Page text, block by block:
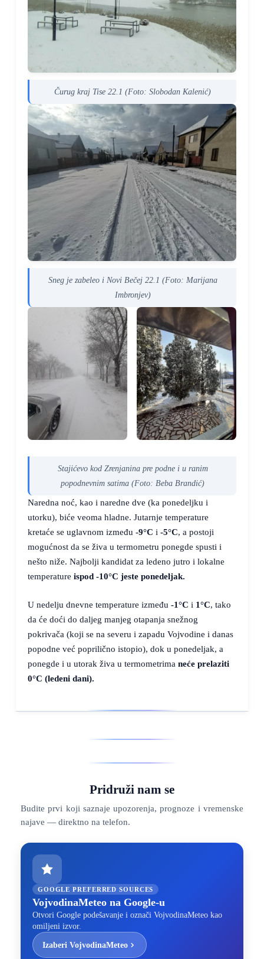
Čurug kraj Tise 22.1 (Foto: Slobodan Kalenić)
Sneg je zabeleo i Novi Bečej 22.1 (Foto: Marijana
Imbronjev)
Stajićevo kod Zrenjanina pre podne i u ranim
popodnevnim satima (Foto: Beba Brandić)
Naredna noć, kao i naredne dve (ka ponedeljku i
utorku), biće veoma hladne. Jutarnje temperature
kretaće se uglavnom između -9°C i -5°C, a postoji
mogućnost da se živa u termometru ponegde spusti i
nešto niže. Najbolji kandidat za ledeno jutro i lokalne
temperature ispod -10°C jeste ponedeljak.
U nedelju dnevne temperature između -1°C i 1°C, tako
da će doći do daljeg manjeg otapanja snežnog
pokrivača (koji se na severu i zapadu Vojvodine i danas
popodne već poprilično istopio), dok u ponedeljak, a
ponegde i u utorak živa u termometrima neće prelaziti
0°C (ledeni dani).
Pridruži nam se
Budite prvi koji saznaje upozorenja, prognoze i vremenske
najave — direktno na telefon.
GOOGLE PREFERRED SOURCES
VojvodinaMeteo na Google-u
Otvori Google podešavanje i označi VojvodinaMeteo kao
omiljeni izvor.
Izaberi VojvodinaMeteo